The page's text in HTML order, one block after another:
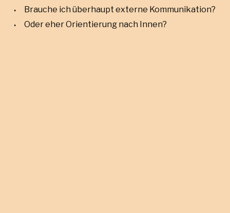
Brauche ich überhaupt externe Kommunikation?
Oder eher Orientierung nach Innen?